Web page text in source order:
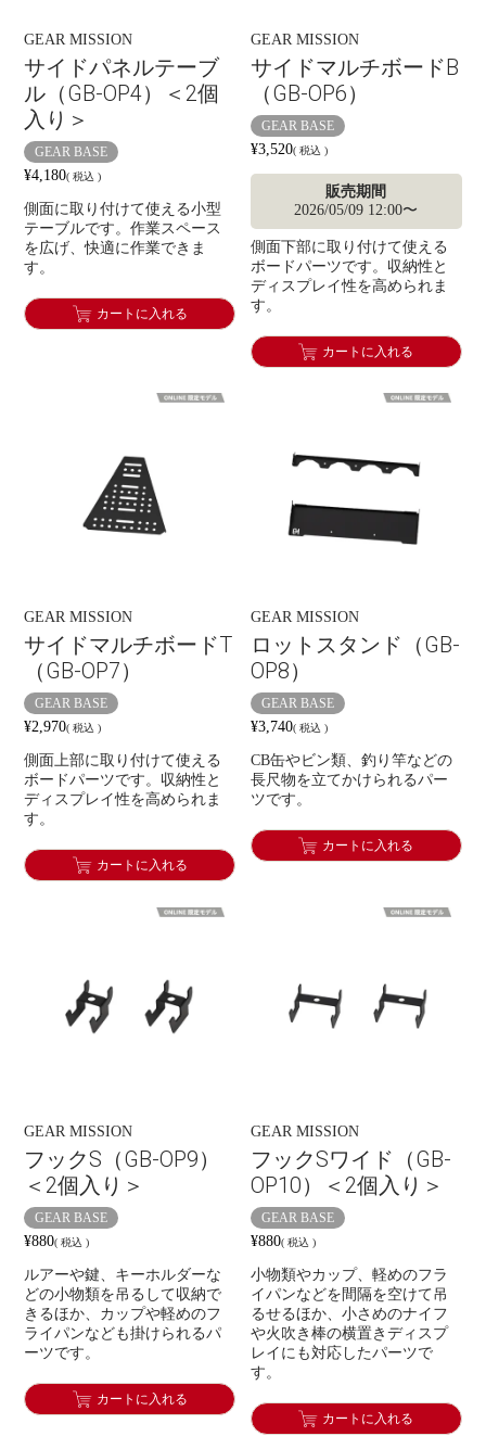
GEAR MISSION
サイドパネルテーブ
ル（GB-OP4）＜2個
入り＞
GEAR BASE
¥4,180 税込
側面に取り付けて使える小型
テーブルです。作業スペース
を広げ、快適に作業できま
す。
カートに入れる
GEAR MISSION
サイドマルチボードB
（GB-OP6）
GEAR BASE
¥3,520 税込
販売期間
2026/05/09 12:00〜
側面下部に取り付けて使える
ボードパーツです。収納性と
ディスプレイ性を高められま
す。
カートに入れる
GEAR MISSION
サイドマルチボードT
（GB-OP7）
GEAR BASE
¥2,970 税込
側面上部に取り付けて使える
ボードパーツです。収納性と
ディスプレイ性を高められま
す。
カートに入れる
GEAR MISSION
ロットスタンド（GB-
OP8）
GEAR BASE
¥3,740 税込
CB缶やビン類、釣り竿などの
長尺物を立てかけられるパー
ツです。
カートに入れる
GEAR MISSION
フックS（GB-OP9）
＜2個入り＞
GEAR BASE
¥880 税込
ルアーや鍵、キーホルダーな
どの小物類を吊るして収納で
きるほか、カップや軽めのフ
ライパンなども掛けられるパ
ーツです。
カートに入れる
GEAR MISSION
フックSワイド（GB-
OP10）＜2個入り＞
GEAR BASE
¥880 税込
小物類やカップ、軽めのフラ
イパンなどを間隔を空けて吊
るせるほか、小さめのナイフ
や火吹き棒の横置きディスプ
レイにも対応したパーツで
す。
カートに入れる